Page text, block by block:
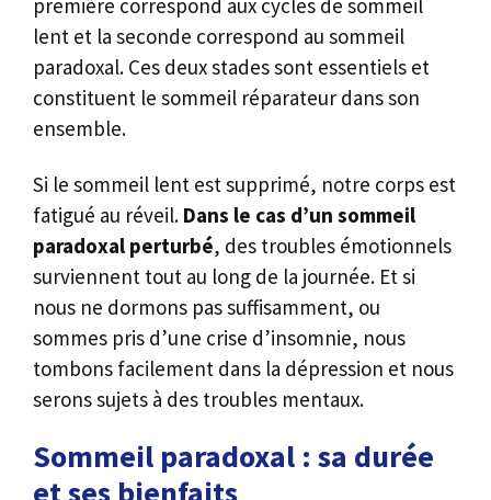
lent et la seconde correspond au sommeil
paradoxal. Ces deux stades sont essentiels et
constituent le sommeil réparateur dans son
ensemble.
Si le sommeil lent est supprimé, notre corps est
fatigué au réveil. Dans le cas d’un sommeil
paradoxal perturbé, des troubles émotionnels
surviennent tout au long de la journée. Et si
nous ne dormons pas suffisamment, ou
sommes pris d’une crise d’insomnie, nous
tombons facilement dans la dépression et nous
serons sujets à des troubles mentaux.
Sommeil paradoxal : sa durée